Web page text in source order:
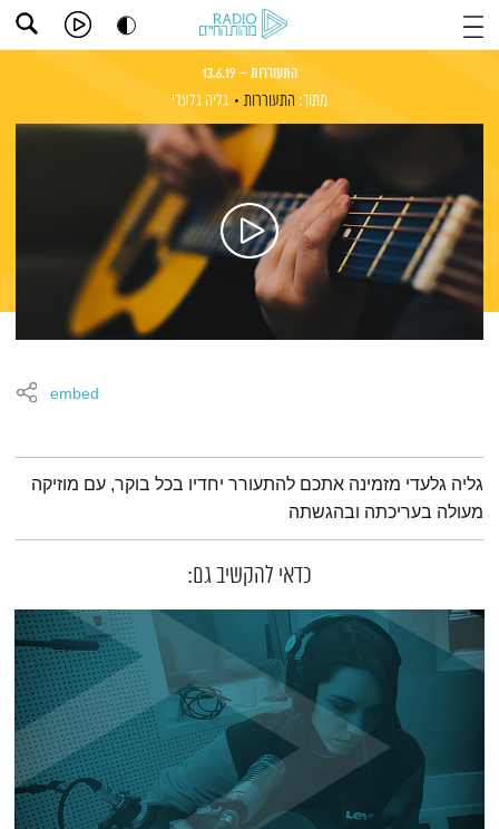
התעוררות – 13.6.19
מתוך: התעוררות גליה גלעדי
embed
תמצית הפודקאסט
גליה גלעדי מזמינה אתכם להתעורר יחדיו בכל בוקר, עם מוזיקה
מעולה בעריכתה ובהגשתה
כדאי להקשיב גם: